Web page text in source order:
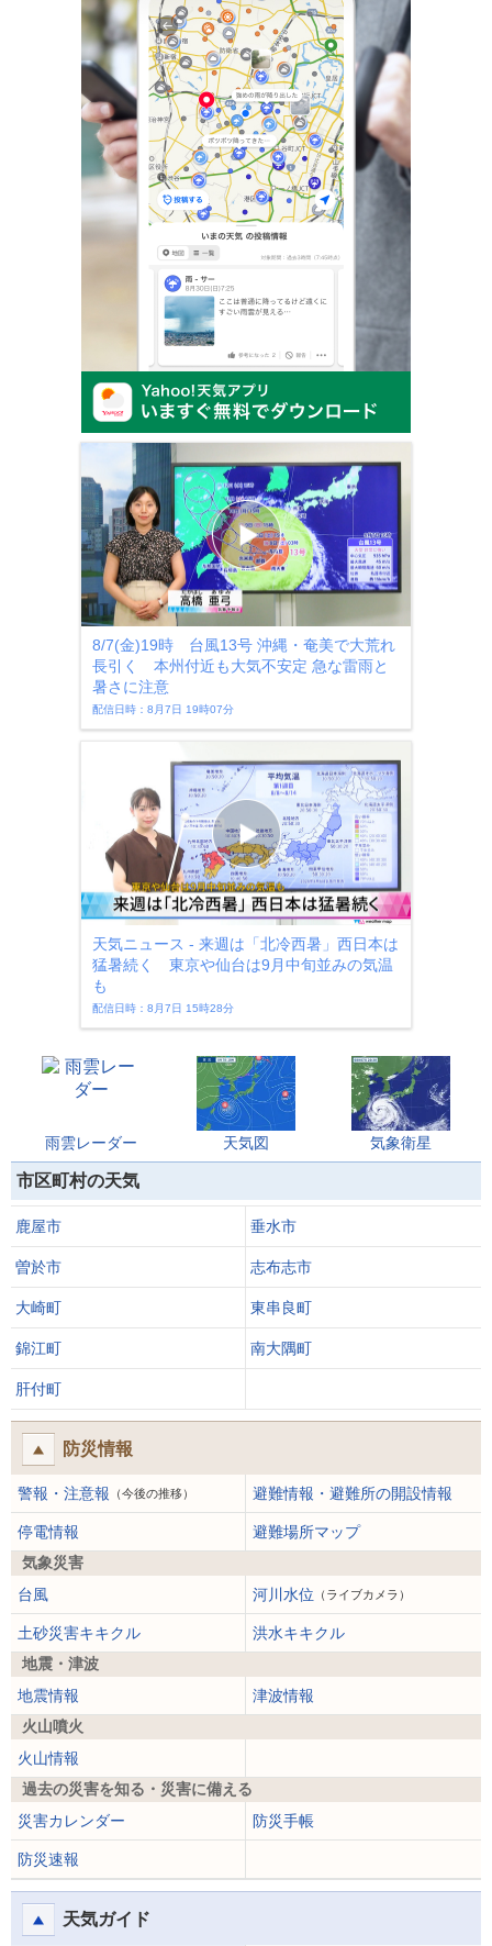
8/7(金)19時 台風13号 沖縄・奄美で大荒れ
長引く 本州付近も大気不安定 急な雷雨と
暑さに注意
配信日時：8月7日 19時07分
天気ニュース - 来週は「北冷西暑」西日本は
猛暑続く 東京や仙台は9月中旬並みの気温
も
配信日時：8月7日 15時28分
雨雲レーダー 天気図 気象衛星
市区町村の天気
鹿屋市 垂水市
曽於市 志布志市
大崎町 東串良町
錦江町 南大隅町
肝付町
防災情報
警報・注意報 （今後の推移） 避難情報・避難所の開設情報
停電情報
避難場所マップ
気象災害
台風
河川水位 （ライブカメラ）
土砂災害キキクル
洪水キキクル
地震・津波
地震情報
津波情報
火山噴火
火山情報
過去の災害を知る・災害に備える
災害カレンダー
防災手帳
防災速報
天気ガイド